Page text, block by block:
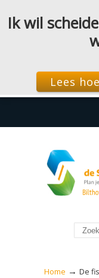
Home → De
Ik wil
Lees